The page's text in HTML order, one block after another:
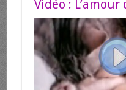
Vidéo :